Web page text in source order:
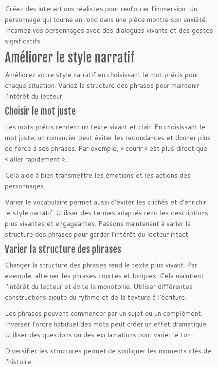
Créez des interactions réalistes pour renforcer l’immersion. Un
personnage qui tourne en rond dans une pièce montre son anxiété.
Incarnez vos personnages avec des dialogues vivants et des gestes
significatifs.
Améliorer le style narratif
Améliorez votre style narratif en choisissant le mot précis pour
chaque situation. Variez la structure des phrases pour maintenir
l’intérêt du lecteur.
Choisir le mot juste
Les mots précis rendent un texte vivant et clair. En choisissant le
mot juste, un romancier peut éviter les redondances et donner plus
de force à ses phrases. Par exemple, « courir » est plus direct que
« aller rapidement ».
Cela aide à bien transmettre les émotions et les actions des
personnages.
Varier le vocabulaire permet aussi d’éviter les clichés et d’enrichir
le style narratif. Utiliser des termes adaptés rend les descriptions
plus vivantes et engageantes. Passons maintenant à varier la
structure des phrases pour garder l’intérêt du lecteur intact.
Varier la structure des phrases
Changer la structure des phrases rend le texte plus vivant. Par
exemple, alterner les phrases courtes et longues. Cela maintient
l’intérêt du lecteur et évite la monotonie. Utiliser différentes
constructions ajoute du rythme et de la texture à l’écriture.
Les phrases peuvent commencer par un sujet ou un complément.
Inverser l’ordre habituel des mots peut créer un effet dramatique.
Utiliser des questions ou des exclamations pour varier le ton.
Diversifier les structures permet de souligner les moments clés de
l’histoire.